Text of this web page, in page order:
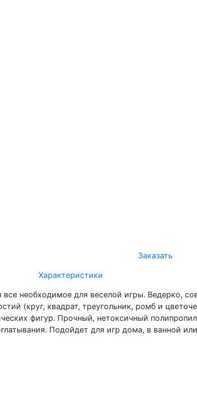
Заказать
Характеристики
необходимое для веселой игры. Ведерко,
(круг, квадрат, треугольник, ромб и
фигур. Прочный, нетоксичный
Подойдет для игр дома, в ванной